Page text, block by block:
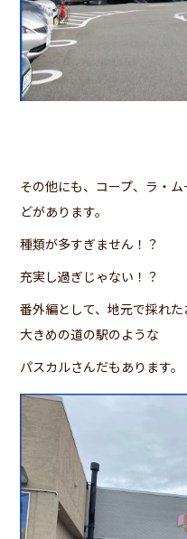
その他にも、コープ、ラ・
どがあります。
種類が多すぎません！？
充実し過ぎじゃない！？
番外編として、地元で採れ
大きめの道の駅のような
パスカルさんだもあります。